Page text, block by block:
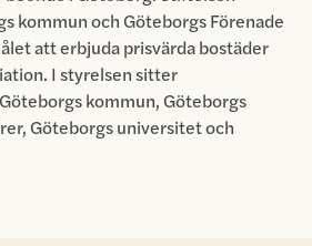
kommun och Göteborgs Förenade
att erbjuda prisvärda bostäder
I styrelsen sitter
kommun, Göteborgs
Göteborgs universitet och